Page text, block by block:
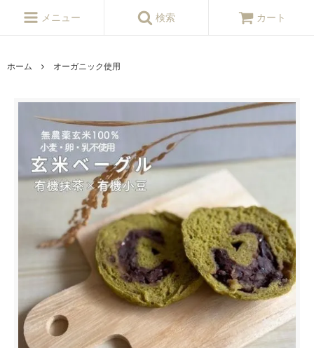
メニュー 検索 カート
ホーム オーガニック使用